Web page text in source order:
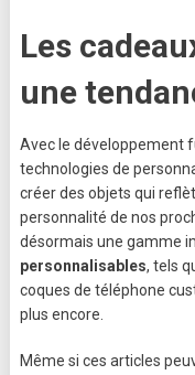
Les
une
Avec le développement
technologies de
créer des objets qui
personnalité de nos
désormais une gamme
personnalisables, tels
coques de téléphone
plus encore.
Même si ces articles